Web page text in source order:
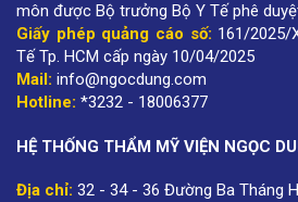
môn được Bộ trưởng Bộ Y Tế phê
Giấy phép quảng cáo số: 161/2025/
Tế Tp. HCM cấp ngày 10/04/2025
Mail: info@ngocdung.com
Hotline: *3232 - 18006377
HỆ THỐNG THẨM MỸ VIỆN NGỌC
Địa chỉ: 32 - 34 - 36 Đường Ba Tháng